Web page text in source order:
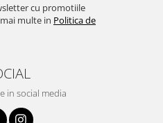
cu promotiile
multe in Politica de
in social media